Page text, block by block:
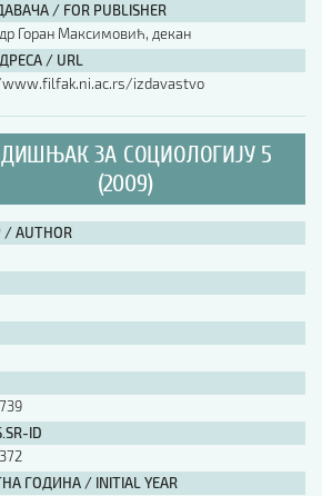
/ FOR PUBLISHER
Горан Максимовић, декан
/ URL
izdavastvo
ЗА СОЦИОЛОГИЈУ 5
(2009)
AUTHOR
ID
ГОДИНА / INITIAL YEAR